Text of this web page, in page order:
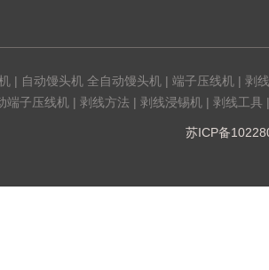
| 自动馒头机 全自动馒头机 | 端子压线机 | 剥
端子压线机 | 剥线方法 | 剥线浸锡机 | 剥线工具 |
苏ICP备